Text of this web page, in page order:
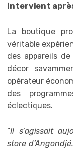
intervient
La boutique
véritable
des appareils
décor
opérateur
des
éclectiques.
“Il s’agissait
store